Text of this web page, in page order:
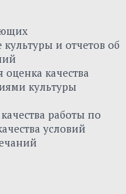
и отчетов об
качества
культуры
работы по
условий